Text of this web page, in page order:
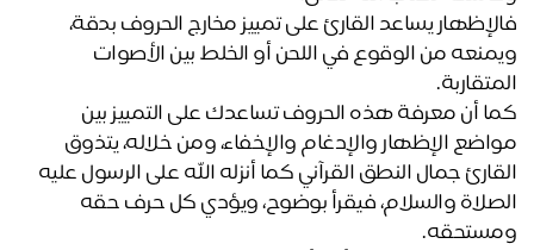
فالإظهار يساعد القارئ على تمييز مخارج الحروف بدقة،
ويمنعه من الوقوع في اللحن أو الخلط بين الأصوات
كما أن معرفة هذه الحروف تساعدك على التمييز بين
مواضع الإظهار والإدغام والإخفاء، ومن خلاله، يتذوق
القارئ جمال النطق القرآني كما أنزله الله على الرسول عليه
الصلاة والسلام، فيقرأ بوضوح، ويؤدي كل حرف حقه